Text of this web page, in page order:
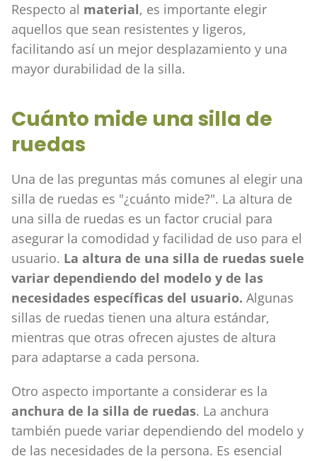
Respecto al material, es importante elegir
aquellos que sean resistentes y ligeros,
facilitando así un mejor desplazamiento y una
mayor durabilidad de la silla.
Cuánto mide una silla de
ruedas
Una de las preguntas más comunes al elegir una
silla de ruedas es "¿cuánto mide?". La altura de
una silla de ruedas es un factor crucial para
asegurar la comodidad y facilidad de uso para el
usuario. La altura de una silla de ruedas suele
variar dependiendo del modelo y de las
necesidades específicas del usuario. Algunas
sillas de ruedas tienen una altura estándar,
mientras que otras ofrecen ajustes de altura
para adaptarse a cada persona.
Otro aspecto importante a considerar es la
anchura de la silla de ruedas. La anchura
también puede variar dependiendo del modelo y
de las necesidades de la persona. Es esencial